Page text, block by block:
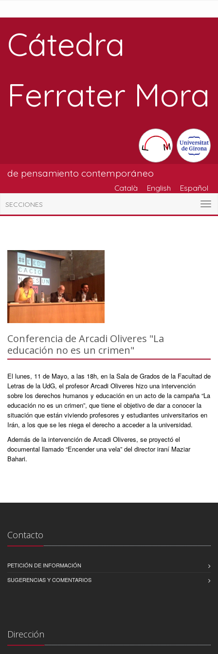
Cátedra
Ferrater Mora
de pensamiento contemporáneo
Català English Español
SECCIONES
Conferencia de Arcadi Oliveres "La
educación no es un crimen"
El lunes, 11 de Mayo, a las 18h, en la Sala de Grados de la Facultad de
Letras de la UdG, el profesor Arcadi Oliveres hizo una intervención
sobre los derechos humanos y educación en un acto de la campaña “La
educación no es un crimen”, que tiene el objetivo de dar a conocer la
situación que están viviendo profesores y estudiantes universitarios en
Irán, a los que se les niega el derecho a acceder a la universidad.
Además de la intervención de Arcadi Oliveres, se proyectó el
documental llamado “Encender una vela” del director iraní Maziar
Bahari.
Contacto
PETICIÓN DE INFORMACIÓN
SUGERENCIAS Y COMENTARIOS
Dirección